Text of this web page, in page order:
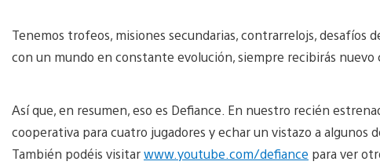
Tenemos trofeos, misiones secundarias, contrarrelojs, desafíos
con un mundo en constante evolución, siempre recibirás nuevo
Así que, en resumen, eso es Defiance. En nuestro recién
cooperativa para cuatro jugadores y echar un vistazo a algunos
También podéis visitarwww.youtube.com/defiance para ver